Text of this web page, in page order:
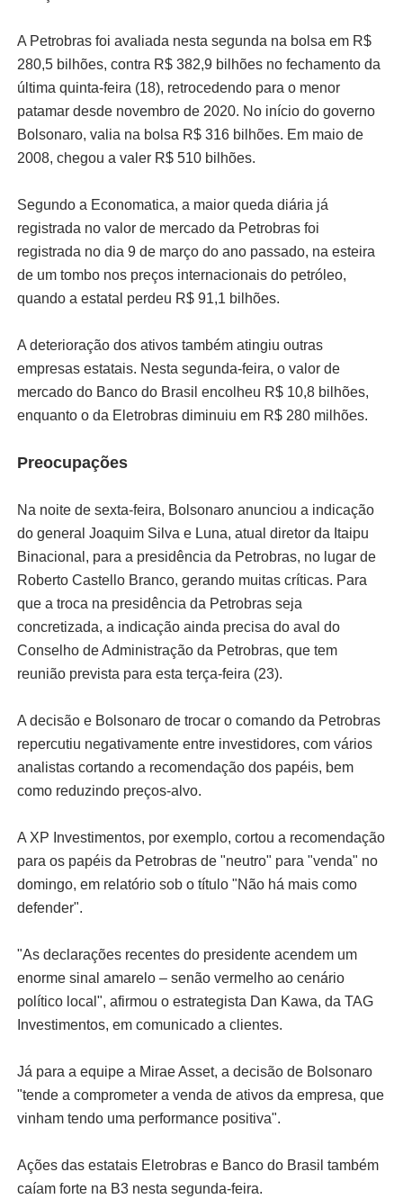
A Petrobras foi avaliada nesta segunda na bolsa em R$
280,5 bilhões, contra R$ 382,9 bilhões no fechamento da
última quinta-feira (18), retrocedendo para o menor
patamar desde novembro de 2020. No início do governo
Bolsonaro, valia na bolsa R$ 316 bilhões. Em maio de
2008, chegou a valer R$ 510 bilhões.
Segundo a Economatica, a maior queda diária já
registrada no valor de mercado da Petrobras foi
registrada no dia 9 de março do ano passado, na esteira
de um tombo nos preços internacionais do petróleo,
quando a estatal perdeu R$ 91,1 bilhões.
A deterioração dos ativos também atingiu outras
empresas estatais. Nesta segunda-feira, o valor de
mercado do Banco do Brasil encolheu R$ 10,8 bilhões,
enquanto o da Eletrobras diminuiu em R$ 280 milhões.
Preocupações
Na noite de sexta-feira, Bolsonaro anunciou a indicação
do general Joaquim Silva e Luna, atual diretor da Itaipu
Binacional, para a presidência da Petrobras, no lugar de
Roberto Castello Branco, gerando muitas críticas. Para
que a troca na presidência da Petrobras seja
concretizada, a indicação ainda precisa do aval do
Conselho de Administração da Petrobras, que tem
reunião prevista para esta terça-feira (23).
A decisão e Bolsonaro de trocar o comando da Petrobras
repercutiu negativamente entre investidores, com vários
analistas cortando a recomendação dos papéis, bem
como reduzindo preços-alvo.
A XP Investimentos, por exemplo, cortou a recomendação
para os papéis da Petrobras de "neutro" para "venda" no
domingo, em relatório sob o título "Não há mais como
defender".
"As declarações recentes do presidente acendem um
enorme sinal amarelo – senão vermelho ao cenário
político local", afirmou o estrategista Dan Kawa, da TAG
Investimentos, em comunicado a clientes.
Já para a equipe a Mirae Asset, a decisão de Bolsonaro
"tende a comprometer a venda de ativos da empresa, que
vinham tendo uma performance positiva".
Ações das estatais Eletrobras e Banco do Brasil também
caíam forte na B3 nesta segunda-feira.